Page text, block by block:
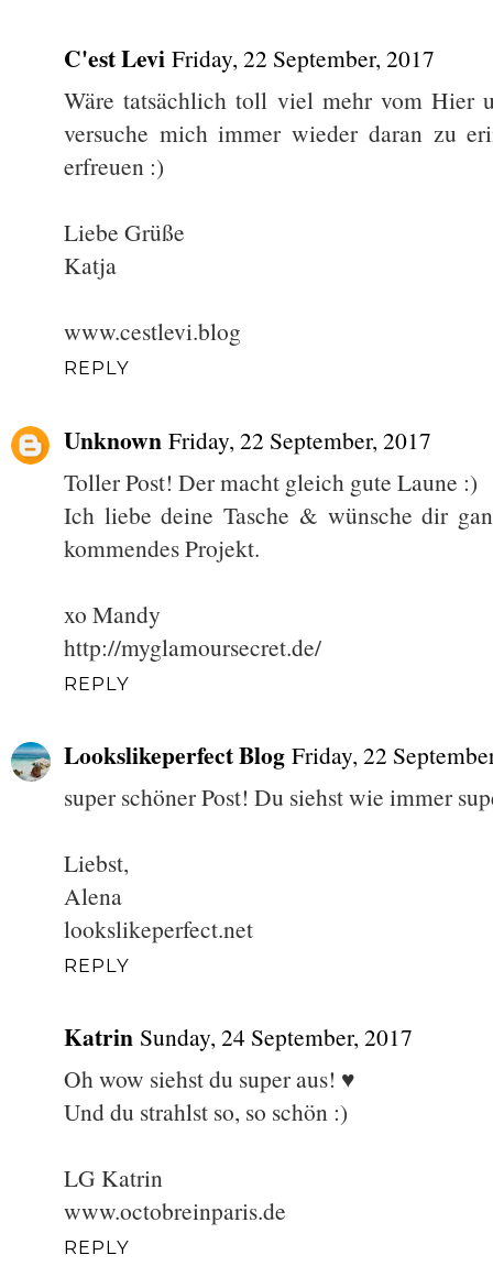
C'est Levi Friday, 22 September, 2017
Wäre tatsächlich toll viel mehr vom Hier
versuche mich immer wieder daran zu
erfreuen :)
Liebe Grüße
Katja
www.cestlevi.blog
REPLY
Unknown Friday, 22 September, 2017
Toller Post! Der macht gleich gute Laune :)
Ich liebe deine Tasche & wünsche dir
kommendes Projekt.
xo Mandy
http://myglamoursecret.de/
REPLY
Lookslikeperfect Blog Friday, 22
super schöner Post! Du siehst wie immer
Liebst,
Alena
lookslikeperfect.net
REPLY
Katrin Sunday, 24 September, 2017
Oh wow siehst du super aus! ♥
Und du strahlst so, so schön :)
LG Katrin
www.octobreinparis.de
REPLY